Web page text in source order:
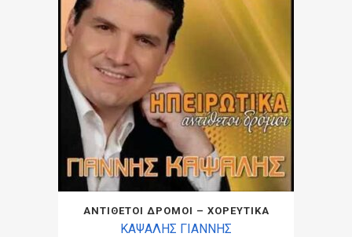
ΑΝΤΙΘΕΤΟΙ ΔΡΟΜΟΙ – ΧΟΡΕΥΤΙΚΑ
ΚΑΨΑΛΗΣ ΓΙΑΝΝΗΣ